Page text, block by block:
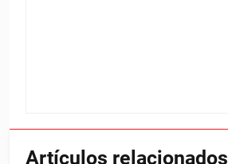
Artículos relacionados